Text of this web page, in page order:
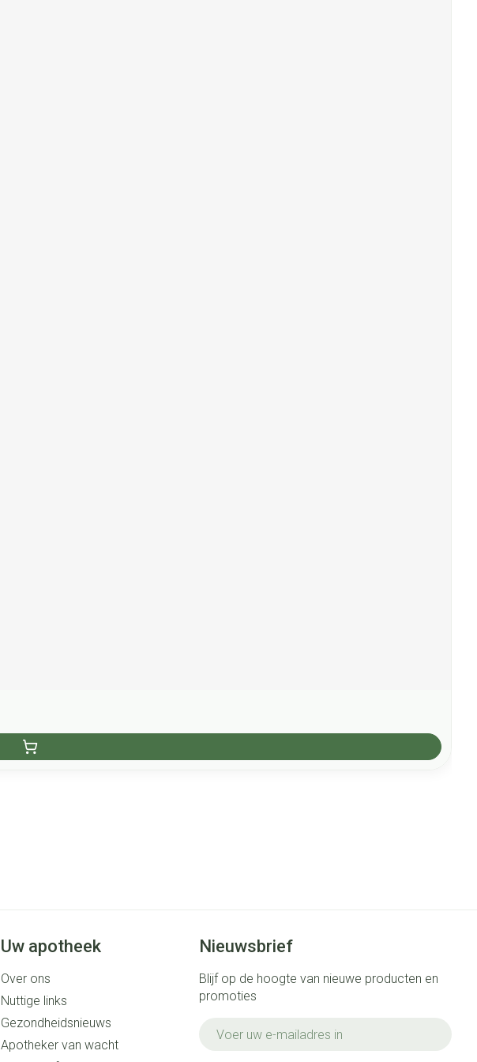
Uw apotheek
Over ons
Nuttige links
Gezondheidsnieuws
Apotheker van wacht
Nieuwsbrief
Blijf op de hoogte van nieuwe producten en
promoties